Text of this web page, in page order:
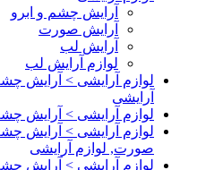
آرایش چشم و ابرو
آرایش صورت
آرایش لب
لوازم آرایش لب
لوازم آرایشی > آرایش
آرایشی
لوازم آرایشی > آرایش
لوازم آرایشی > آرایش
صورت, لوازم آرایشی
لوازم آرایشی > آرایش